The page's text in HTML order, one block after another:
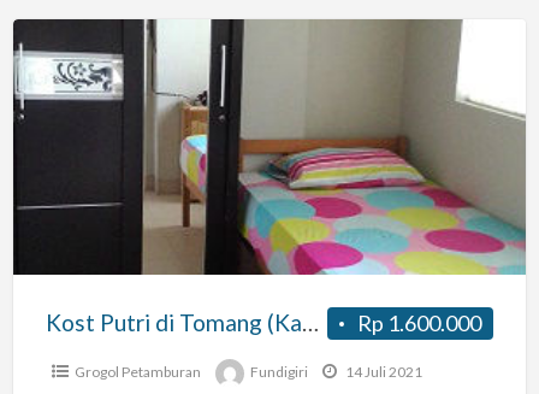
Kost
Putri
(Kamar
Dalam+AC+Water
Rp 1.600.000
Kost Putri di Tomang (Kamar Mandi Dalam+AC+Water Heater)
Grogol Petamburan Fundigiri 14 Juli 2021